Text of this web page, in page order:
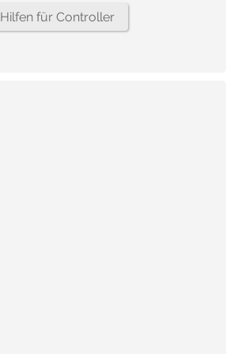
Hilfen für Controller